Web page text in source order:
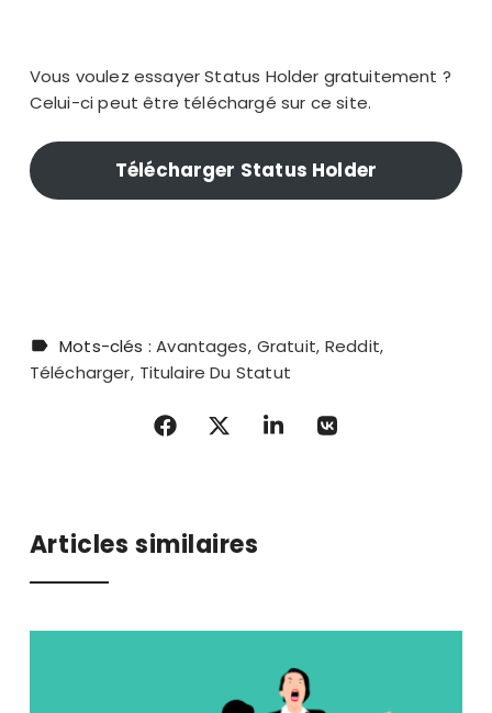
Vous voulez essayer Status Holder gratuitement ?
Celui-ci peut être téléchargé sur ce site.
Télécharger Status Holder
Mots-clés :Avantages Gratuit Reddit
Télécharger Titulaire Du Statut
Articles similaires